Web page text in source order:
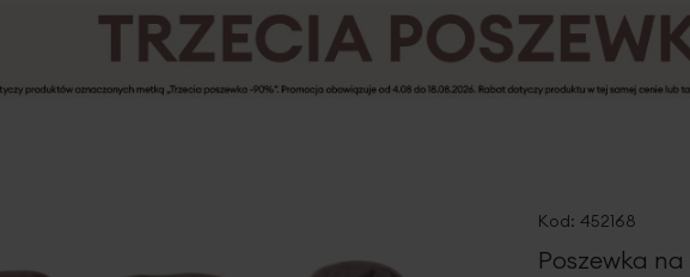
Kod: 452168
Poszewka